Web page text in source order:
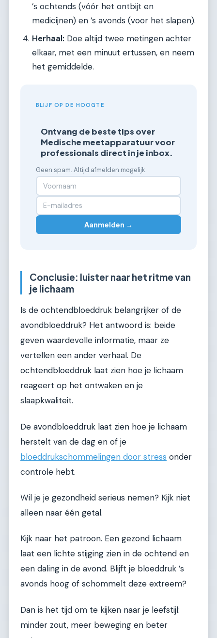
’s ochtends (vóór het ontbijt en
medicijnen) en ’s avonds (voor het slapen).
Herhaal: Doe altijd twee metingen achter
elkaar, met een minuut ertussen, en neem
het gemiddelde.
BLIJF OP DE HOOGTE
Ontvang de beste tips over
Medische meetapparatuur voor
professionals direct in je inbox.
Geen spam. Altijd afmelden mogelijk.
Aanmelden →
Conclusie: luister naar het ritme van
je lichaam
Is de ochtendbloeddruk belangrijker of de
avondbloeddruk? Het antwoord is: beide
geven waardevolle informatie, maar ze
vertellen een ander verhaal. De
ochtendbloeddruk laat zien hoe je lichaam
reageert op het ontwaken en je
slaapkwaliteit.
De avondbloeddruk laat zien hoe je lichaam
herstelt van de dag en of je
bloeddrukschommelingen door stress onder
controle hebt.
Wil je je gezondheid serieus nemen? Kijk niet
alleen naar één getal.
Kijk naar het patroon. Een gezond lichaam
laat een lichte stijging zien in de ochtend en
een daling in de avond. Blijft je bloeddruk ’s
avonds hoog of schommelt deze extreem?
Dan is het tijd om te kijken naar je leefstijl:
minder zout, meer beweging en beter